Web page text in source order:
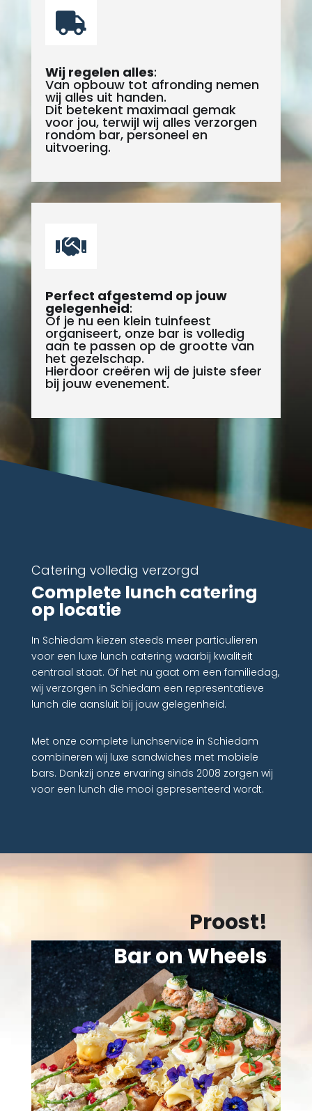

Wij regelen alles:
Van opbouw tot afronding nemen
wij alles uit handen.
Dit betekent maximaal gemak
voor jou, terwijl wij alles verzorgen
rondom bar, personeel en
uitvoering.

Perfect afgestemd op jouw
gelegenheid:
Of je nu een klein tuinfeest
organiseert, onze bar is volledig
aan te passen op de grootte van
het gezelschap.
Hierdoor creëren wij de juiste sfeer
bij jouw evenement.
Catering volledig verzorgd
Complete lunch catering
op locatie
In Schiedam kiezen steeds meer particulieren
voor een luxe lunch catering waarbij kwaliteit
centraal staat. Of het nu gaat om een familiedag,
wij verzorgen in Schiedam een representatieve
lunch die aansluit bij jouw gelegenheid.
Met onze complete lunchservice in Schiedam
combineren wij luxe sandwiches met mobiele
bars. Dankzij onze ervaring sinds 2008 zorgen wij
voor een lunch die mooi gepresenteerd wordt.
Proost!
Bar on Wheels